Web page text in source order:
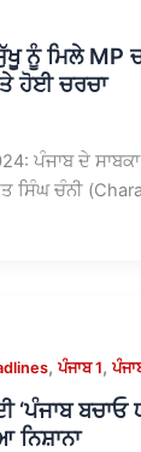
ਨੂੰ ਮਿਲੇ MP
ਹੋਈ ਚਰਚਾ
ਪੰਜਾਬ ਦੇ
ਸਿੰਘ ਚੰਨੀ
,ਪੰਜਾਬ 1,
‘ਪੰਜਾਬ ਬਚਾਓ
ਨਿਸ਼ਾਨਾ